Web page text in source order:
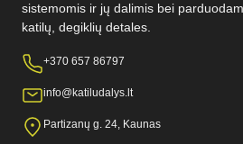
sistemomis ir jų dalimis bei
katilų, degiklių detales.
+370 657 86797
info@katiludalys.lt
Partizanų g. 24, Kaunas